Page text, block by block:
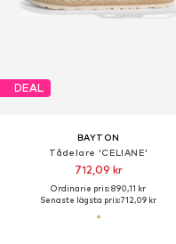
DEAL
BAYTON
Tådelare 'CELIANE'
712,09 kr
Ordinarie pris: 890,11 kr
Senaste lägsta pris:712,09 kr